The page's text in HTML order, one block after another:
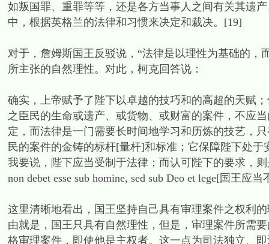
如叛国罪、重罪等等，还是各方当事人之间有关其遗
中，根据英格兰的法律和习惯来决定和裁决。[19]
对于，詹姆斯国王反驳说，“法律是以理性为基础的
所主张的自然理性。对此，柯克回答说：
确实，上帝赋予了陛下以卓越的技巧和的高超的天赋
之臣民的生命或遗产、或货物、或财富的案件，不应
定，而法律是一门需要长时间地学习和历炼的技艺，
民的案件的金铸的标杆[量杆]和标准；它保障陛下处
我要说，陛下应当受制于法律；而认可陛下的要求，
non debet esse sub homine, sed sub Deo et lege[国王
这里清晰地看出，国王坚持自己具有审理案件之权利
由就是，国王只具有自然理性，但是，审理案件所需
格审理案件，即使他是主权者。这一点为司法独立、